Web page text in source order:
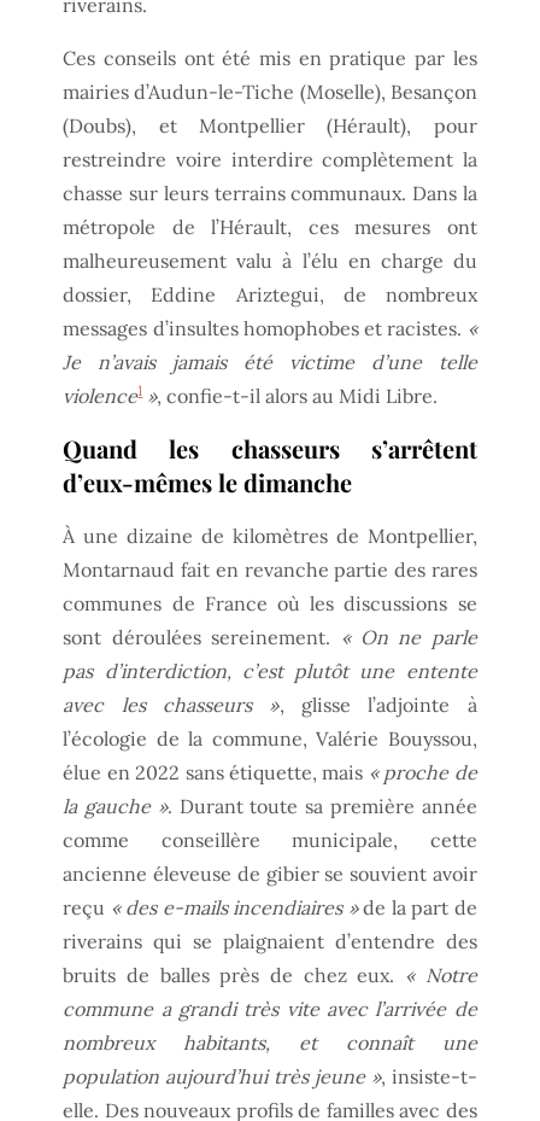
Ces conseils ont été mis en pratique par les
mairies d’Audun-le-Tiche (Moselle), Besançon
(Doubs), et Montpellier (Hérault), pour
restreindre voire interdire complètement la
chasse sur leurs terrains communaux. Dans la
métropole de l’Hérault, ces mesures ont
malheureusement valu à l’élu en charge du
dossier, Eddine Ariztegui, de nombreux
messages d’insultes homophobes et racistes. «
Je n’avais jamais été victime d’une telle
violence1», confie-t-il alors au Midi Libre.
Quand les chasseurs s’arrêtent
d’eux-mêmes le dimanche
À une dizaine de kilomètres de Montpellier,
Montarnaud fait en revanche partie des rares
communes de France où les discussions se
sont déroulées sereinement. « On ne parle
pas d’interdiction, c’est plutôt une entente
avec les chasseurs », glisse l’adjointe à
l’écologie de la commune, Valérie Bouyssou,
élue en 2022 sans étiquette, mais « proche de
la gauche ». Durant toute sa première année
comme conseillère municipale, cette
ancienne éleveuse de gibier se souvient avoir
reçu « des e-mails incendiaires »de la part de
riverains qui se plaignaient d’entendre des
bruits de balles près de chez eux. « Notre
commune a grandi très vite avec l’arrivée de
nombreux habitants, et connaît une
population aujourd’hui très jeune », insiste-t-
elle. Des nouveaux profils de familles avec des